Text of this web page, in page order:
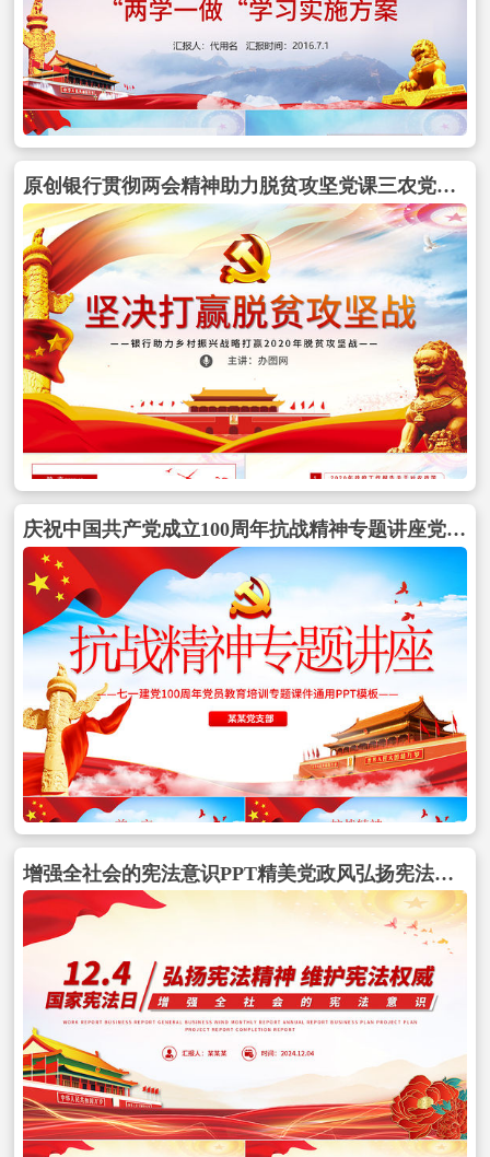
原创银行贯彻两会精神助力脱贫攻坚党课三农党建PPT模板包含
庆祝中国共产党成立100周年抗战精神专题讲座党政党课PPT模板包含
增强全社会的宪法意识PPT精美党政风弘扬宪法精神维护宪法权威党课下载包含